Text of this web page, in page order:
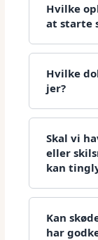
Hvilke
at starte
Hvilke
jer?
Skal vi
eller
kan
Kan
har